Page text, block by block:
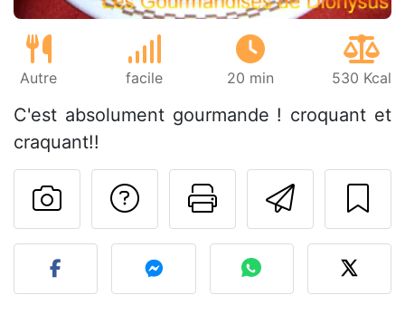
Autre facile 20 min 530 Kcal
C'est absolument gourmande ! croquant et
craquant!!
Imprimer
Poser une
Publier votre photo de